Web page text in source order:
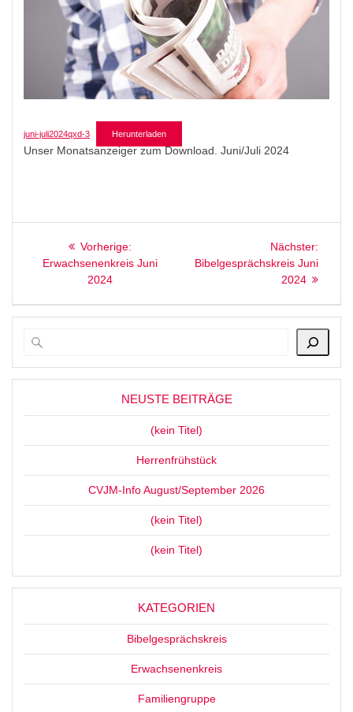
juni-juli2024qxd-3 Herunterladen
Unser Monatsanzeiger zum Download. Juni/Juli 2024
Vorherige:Vorheriger
Beitrag:
Erwachsenenkreis Juni
2024
Nächster:
Bibelgesprächskreis Juni
2024
NEUSTE BEITRÄGE
(kein Titel)
Herrenfrühstück
CVJM-Info August/September 2026
(kein Titel)
(kein Titel)
KATEGORIEN
Bibelgesprächskreis
Erwachsenenkreis
Familiengruppe